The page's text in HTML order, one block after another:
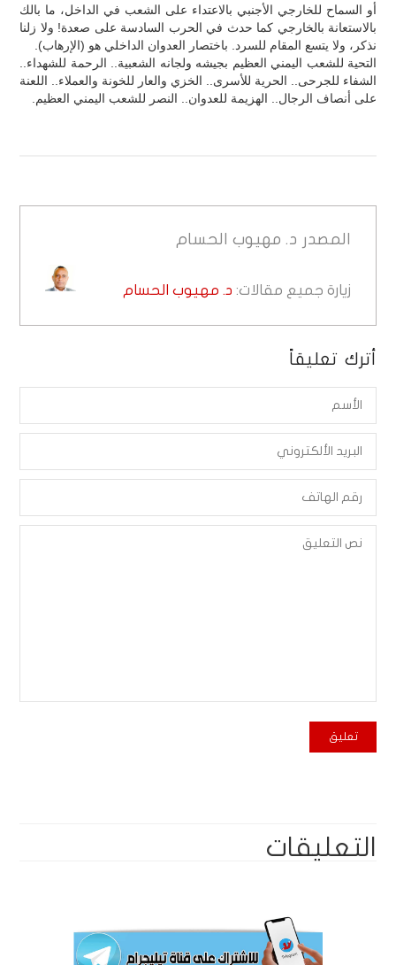
أو السماح للخارجي الأجنبي بالاعتداء على الشعب في الداخل، ما بالك
بالاستعانة بالخارجي كما حدث في الحرب السادسة على صعدة! ولا زلنا
نذكر، ولا يتسع المقام للسرد. باختصار العدوان الداخلي هو (الإرهاب).
التحية للشعب اليمني العظيم بجيشه ولجانه الشعبية.. الرحمة للشهداء..
الشفاء للجرحى.. الحرية للأسرى.. الخزي والعار للخونة والعملاء.. اللعنة
على أنصاف الرجال.. الهزيمة للعدوان.. النصر للشعب اليمني العظيم.
المصدر د. مهيوب الحسام
زيارة جميع مقالات: د. مهيوب الحسام
أترك تعليقاً
التعليقات